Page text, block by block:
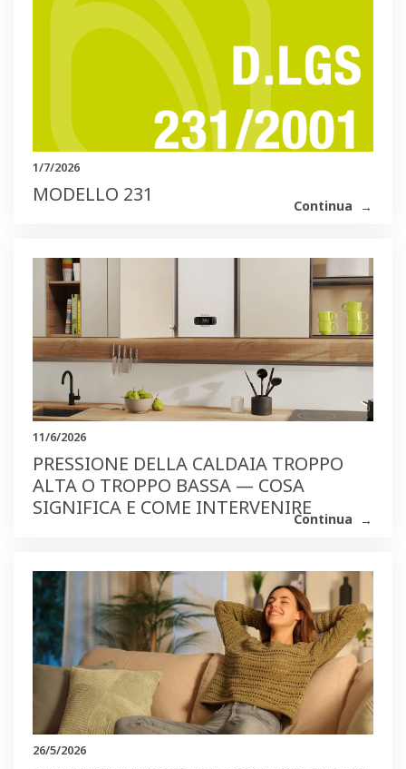
1/7/2026
MODELLO 231 Continua
11/6/2026
PRESSIONE DELLA CALDAIA TROPPO
ALTA O TROPPO BASSA — COSA
SIGNIFICA E COME INTERVENIREContinua
26/5/2026